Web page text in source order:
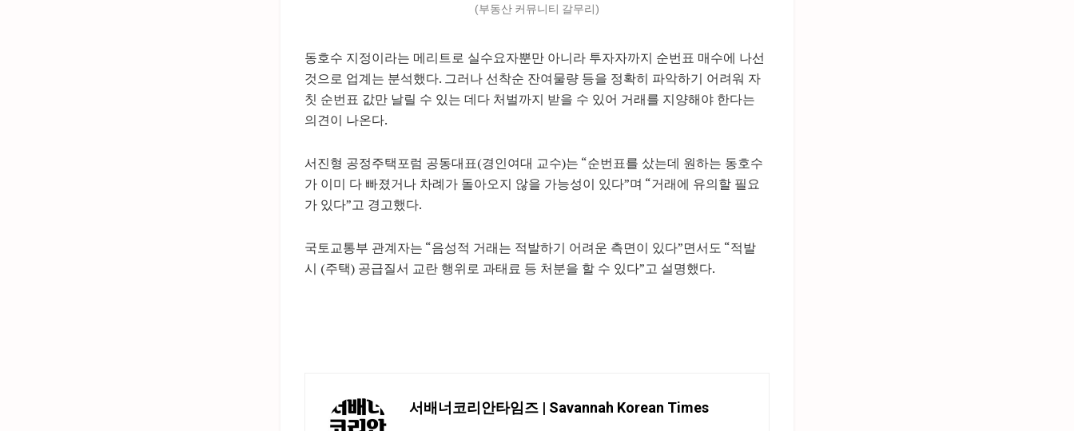
(부동산 커뮤니티 갈무리)
동호수 지정이라는 메리트로 실수요자뿐만 아니라 투자자까지 순번표 매수에 나선
것으로 업계는 분석했다. 그러나 선착순 잔여물량 등을 정확히 파악하기 어려워 자
칫 순번표 값만 날릴 수 있는 데다 처벌까지 받을 수 있어 거래를 지양해야 한다는
의견이 나온다.
서진형 공정주택포럼 공동대표(경인여대 교수)는 “순번표를 샀는데 원하는 동호수
가 이미 다 빠졌거나 차례가 돌아오지 않을 가능성이 있다”며 “거래에 유의할 필요
가 있다”고 경고했다.
국토교통부 관계자는 “음성적 거래는 적발하기 어려운 측면이 있다”면서도 “적발
시 (주택) 공급질서 교란 행위로 과태료 등 처분을 할 수 있다”고 설명했다.
서배너코리안타임즈 | Savannah Korean Times